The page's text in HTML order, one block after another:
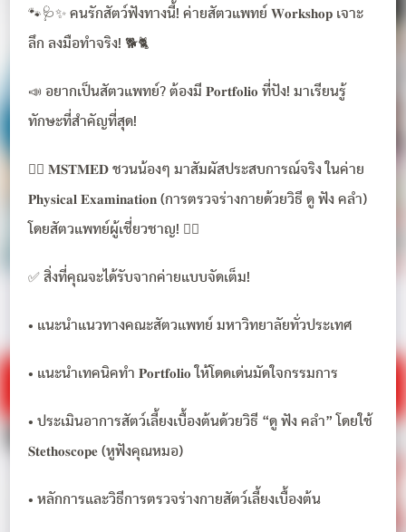
🐾🩺✨ คนรักสัตว์ฟังทางนี้! ค่ายสัตวแพทย์ 𝐖𝐨𝐫𝐤𝐬𝐡𝐨𝐩 เจาะ
ลึก ลงมือทำจริง! 🐕🐈
📣 อยากเป็นสัตวแพทย์? ต้องมี 𝐏𝐨𝐫𝐭𝐟𝐨𝐥𝐢𝐨 ที่ปัง! มาเรียนรู้
ทักษะที่สำคัญที่สุด!
👨‍⚕️ 𝐌𝐒𝐓𝐌𝐄𝐃 ชวนน้องๆ มาสัมผัสประสบการณ์จริง ในค่าย
𝐏𝐡𝐲𝐬𝐢𝐜𝐚𝐥 𝐄𝐱𝐚𝐦𝐢𝐧𝐚𝐭𝐢𝐨𝐧 (การตรวจร่างกายด้วยวิธี ดู ฟัง คลำ)
โดยสัตวแพทย์ผู้เชี่ยวชาญ! 👩‍⚕️
✅ สิ่งที่คุณจะได้รับจากค่ายแบบจัดเต็ม!
• แนะนำแนวทางคณะสัตวแพทย์ มหาวิทยาลัยทั่วประเทศ
• แนะนำเทคนิคทำ 𝐏𝐨𝐫𝐭𝐟𝐨𝐥𝐢𝐨 ให้โดดเด่นมัดใจกรรมการ
• ประเมินอาการสัตว์เลี้ยงเบื้องต้นด้วยวิธี “ดู ฟัง คลำ” โดยใช้
𝐒𝐭𝐞𝐭𝐡𝐨𝐬𝐜𝐨𝐩𝐞 (หูฟังคุณหมอ)
• หลักการและวิธีการตรวจร่างกายสัตว์เลี้ยงเบื้องต้น